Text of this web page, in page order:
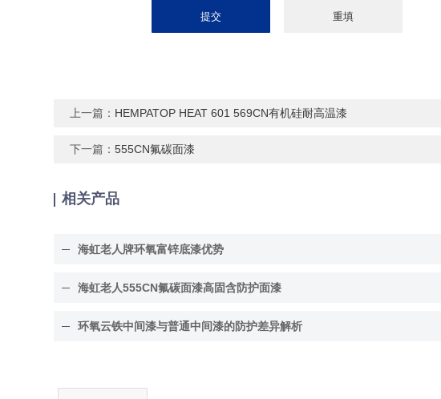
上一篇： HEMPATOP HEAT 601 569CN有机硅耐高温漆
下一篇：555CN氟碳面漆
相关产品
海虹老人牌环氧富锌底漆优势
海虹老人555CN氟碳面漆高固含防护面漆
环氧云铁中间漆与普通中间漆的防护差异解析